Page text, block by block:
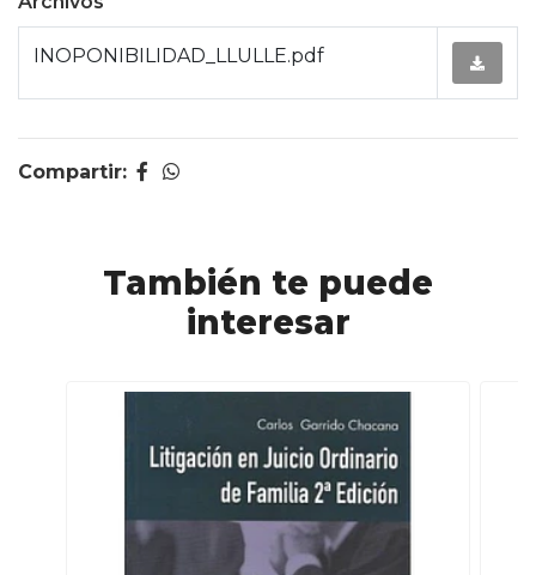
INOPONIBILIDAD_LLULLE.pdf
Compartir:
También te puede
interesar